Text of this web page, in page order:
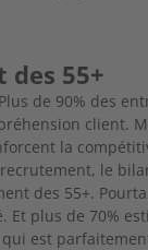
des 55+
de 90% des
client.
la
le
des 55+.
Et plus de 70%
est